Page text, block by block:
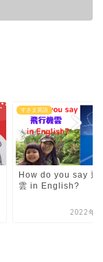
すきま英語
How do you say 飛
雲 in English?
2022年6